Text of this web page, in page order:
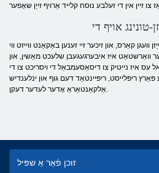
טונינג אויף די
וועגן קאַרס, און זיכער זיי זענען באַקאַנט ווייזט ווי
וואַרשטאַט איז איבערגעגעבן שלעכט מאַשין, און
עס איז נייטיק צו דיסאַסעמבאַל די ויסריכט צו די
ריפּלייסט, ריפּיינטאַד דעם גוף און ינלענדיש
אַלקאַנטאַראַ אָדער לעדער דעקן.